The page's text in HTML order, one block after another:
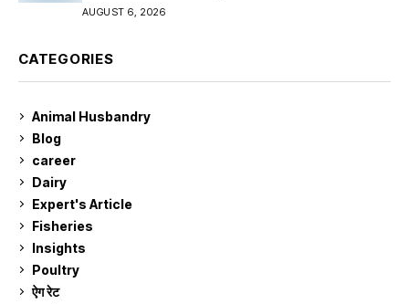
AUGUST 6, 2026
CATEGORIES
Animal Husbandry
Blog
career
Dairy
Expert's Article
Fisheries
Insights
Poultry
ऐग रेट